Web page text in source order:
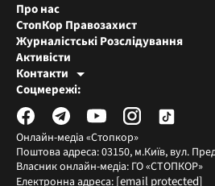
Онлайн-медіа «Стопкор»
Поштова адреса: 03150, м.Київ, вул.
Власник онлайн-медіа: ГО «СТОПКОР»
Електронна адреса: [email protected]
Про нас
СтопКор Правозахист
Журналістські Розслідування
Активісти
Контакти
Редакція СтопКора
Журналісти-розслідувачі
Соцмережі: